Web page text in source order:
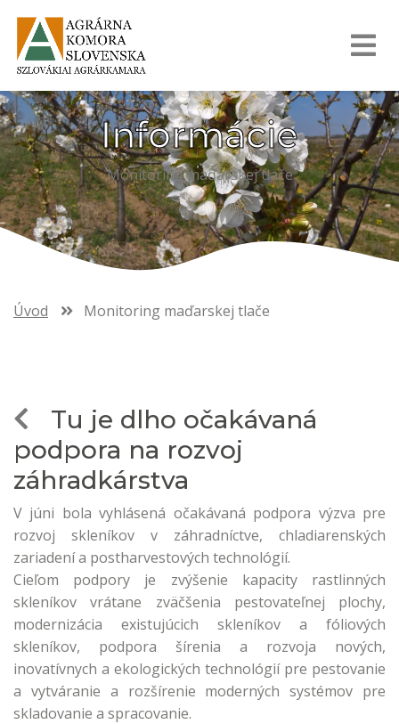
Informácie
Monitoring maďarskej tlače
Úvod Monitoring maďarskej tlače
Tu je dlho očakávaná
podpora na rozvoj
záhradkárstva
V júni bola vyhlásená očakávaná podpora výzva pre
rozvoj skleníkov v záhradníctve, chladiarenských
zariadení a postharvestových technológií.
Cieľom podpory je zvýšenie kapacity rastlinných
skleníkov vrátane zväčšenia pestovateľnej plochy,
modernizácia existujúcich skleníkov a fóliových
skleníkov, podpora šírenia a rozvoja nových,
inovatívnych a ekologických technológií pre pestovanie
a vytváranie a rozšírenie moderných systémov pre
skladovanie a spracovanie.